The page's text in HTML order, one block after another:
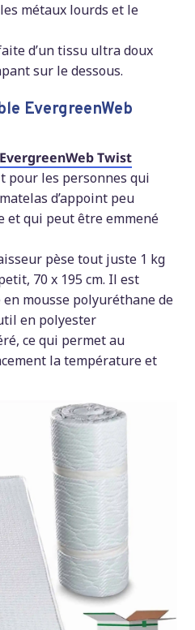
métaux lourds et le
d’un tissu ultra doux
sur le dessous.
EvergreenWeb
Twist
pour les personnes qui
d’appoint peu
et qui peut être emmené
pèse tout juste 1 kg
70 x 195 cm. Il est
en mousse polyuréthane de
en polyester
ce qui permet au
la température et